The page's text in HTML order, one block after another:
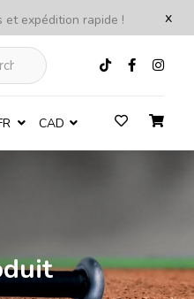
x
et expédition rapide !
CAD